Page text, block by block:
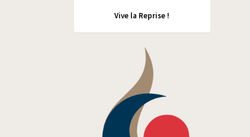
Vive la Reprise !